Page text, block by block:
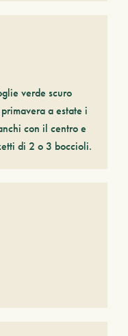
verde scuro
a estate i
con il centro e
di 2 o 3 boccioli.